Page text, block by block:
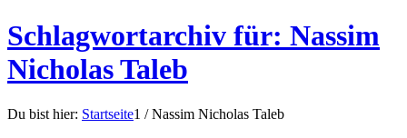
Schlagwortarchiv für: Nassim
Nicholas Taleb
Du bist hier: Startseite1 / Nassim Nicholas Taleb